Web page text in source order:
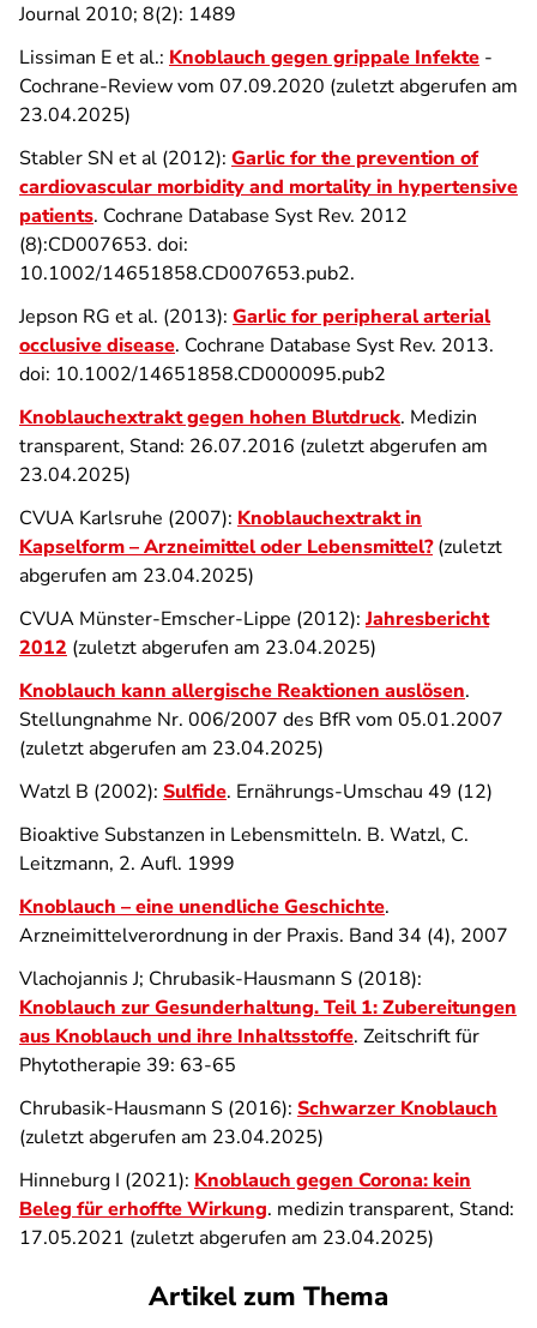
Journal 2010; 8(2): 1489
Lissiman E et al.: Knoblauch gegen grippale Infekte -
Cochrane-Review vom 07.09.2020 (zuletzt abgerufen am
23.04.2025)
Stabler SN et al (2012): Garlic for the prevention of
cardiovascular morbidity and mortality in hypertensive
patients. Cochrane Database Syst Rev. 2012
(8):CD007653. doi:
10.1002/14651858.CD007653.pub2.
Jepson RG et al. (2013): Garlic for peripheral arterial
occlusive disease. Cochrane Database Syst Rev. 2013.
doi: 10.1002/14651858.CD000095.pub2
Knoblauchextrakt gegen hohen Blutdruck. Medizin
transparent, Stand: 26.07.2016 (zuletzt abgerufen am
23.04.2025)
CVUA Karlsruhe (2007): Knoblauchextrakt in
Kapselform – Arzneimittel oder Lebensmittel?(zuletzt
abgerufen am 23.04.2025)
CVUA Münster-Emscher-Lippe (2012):Jahresbericht
2012 (zuletzt abgerufen am 23.04.2025)
Knoblauch kann allergische Reaktionen auslösen.
Stellungnahme Nr. 006/2007 des BfR vom 05.01.2007
(zuletzt abgerufen am 23.04.2025)
Watzl B (2002): Sulfide. Ernährungs-Umschau 49 (12)
Bioaktive Substanzen in Lebensmitteln. B. Watzl, C.
Leitzmann, 2. Aufl. 1999
Knoblauch – eine unendliche Geschichte.
Arzneimittelverordnung in der Praxis. Band 34 (4), 2007
Vlachojannis J; Chrubasik-Hausmann S (2018):
Knoblauch zur Gesunderhaltung. Teil 1: Zubereitungen
aus Knoblauch und ihre Inhaltsstoffe. Zeitschrift für
Phytotherapie 39: 63-65
Chrubasik-Hausmann S (2016): Schwarzer Knoblauch
(zuletzt abgerufen am 23.04.2025)
Hinneburg I (2021): Knoblauch gegen Corona: kein
Beleg für erhoffte Wirkung. medizin transparent, Stand:
17.05.2021 (zuletzt abgerufen am 23.04.2025)
Artikel zum Thema